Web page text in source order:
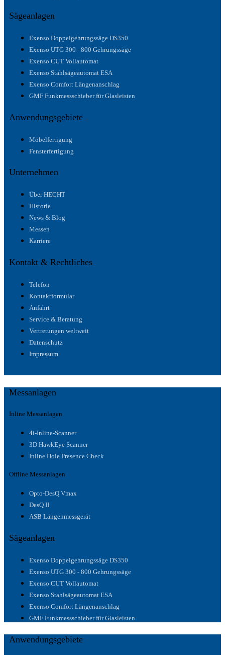
Sägeanlagen
Exenso Doppelgehrungssäge DS350
Exenso UTG 300 - 800 Gehrungssäge
Exenso CUT Vollautomat
Exenso Stahlsägeautomat ESA
Exenso Comfort Längenanschlag
GMF Funkmessschieber für Glasleisten
Anwendungsgebiete
Möbelfertigung
Fensterfertigung
Unternehmen
Über HECHT
Historie
News & Blog
Messen
Karriere
Kontakt & Rechtliches
Telefon
Kontaktformular
Anfahrt
Service & Beratung
Vertretungen weltweit
Datenschutz
Impressum
Messanlagen
Inline Messanlagen
4i-Inline-Scanner
3D HawkEye Scanner
Inline Hole Presence Check
Offline Messanlagen
Opto-DesQ Vmax
DesQ II
ASB Längenmessgerät
Sägeanlagen
Exenso Doppelgehrungssäge DS350
Exenso UTG 300 - 800 Gehrungssäge
Exenso CUT Vollautomat
Exenso Stahlsägeautomat ESA
Exenso Comfort Längenanschlag
GMF Funkmessschieber für Glasleisten
Anwendungsgebiete